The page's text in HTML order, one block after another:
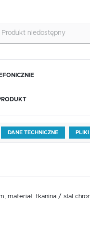
Produkt niedostępny
DANE TECHNICZNE
materiał: tkanina / stal